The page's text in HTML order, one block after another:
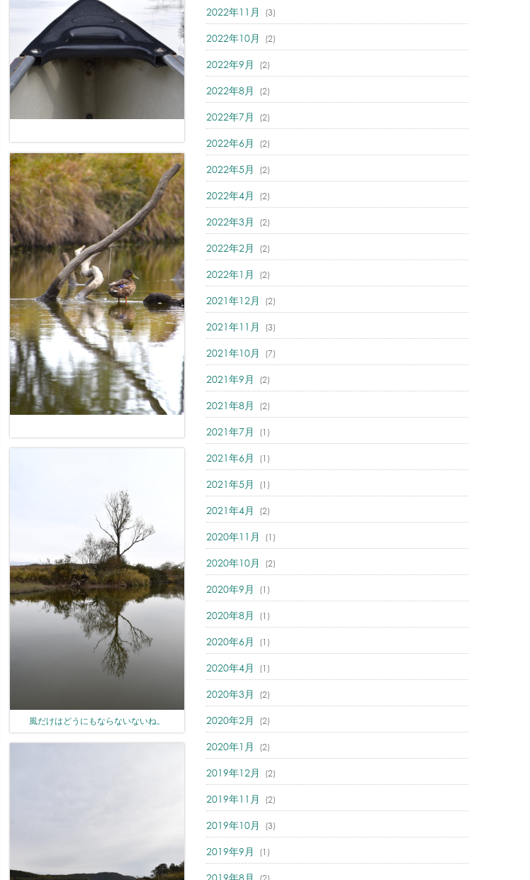
2022年11月 (3)
2022年10月 (2)
2022年9月 (2)
2022年8月 (2)
2022年7月 (2)
2022年6月 (2)
2022年5月 (2)
2022年4月 (2)
2022年3月 (2)
2022年2月 (2)
2022年1月 (2)
2021年12月 (2)
2021年11月 (3)
2021年10月 (7)
2021年9月 (2)
2021年8月 (2)
2021年7月 (1)
2021年6月 (1)
2021年5月 (1)
2021年4月 (2)
2020年11月 (1)
2020年10月 (2)
2020年9月 (1)
2020年8月 (1)
2020年6月 (1)
2020年4月 (1)
2020年3月 (2)
2020年2月 (2)
2020年1月 (2)
2019年12月 (2)
2019年11月 (2)
2019年10月 (3)
2019年9月 (1)